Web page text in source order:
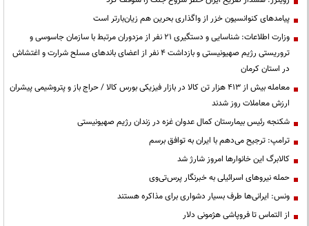
پیامدهای کنوانسیون خزر از واگذاری بحرین هم زیان‌بارتر است
وزارت اطلاعات: شناسایی و دستگیری ۲۱ نفر از مزدوران مرتبط با سازمان جاسوسی و
تروریستی رژیم صهیونیستی و بازداشت ۴ نفر از اعضای باندهای مسلح شرارت و اغتشاش
در استان کرمان
معامله بیش از ۴۱۳ هزار تن کالا در بازار فیزیکی بورس کالا / حراج باز و پتروشیمی پیشران
ارزش معاملات روز شدند
شکنجه رئیس بیمارستان کمال عدوان غزه در زندان رژیم صهیونیستی
ترامپ: ترجیح می‌دهم با ایران به توافق برسم
کالابرگ این خانوارها امروز شارژ شد
حمله نیروهای اسرائیلی به خبرنگار پرس‌تی‌وی
ونس: ایرانی‌ها طرف بسیار دشواری برای مذاکره هستند
از التماس تا فروپاشی هژمونی دلار